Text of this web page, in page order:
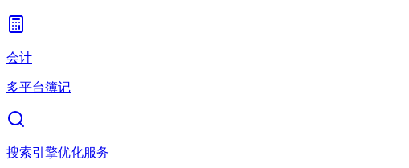
会计
多平台簿记
搜索引擎优化服务